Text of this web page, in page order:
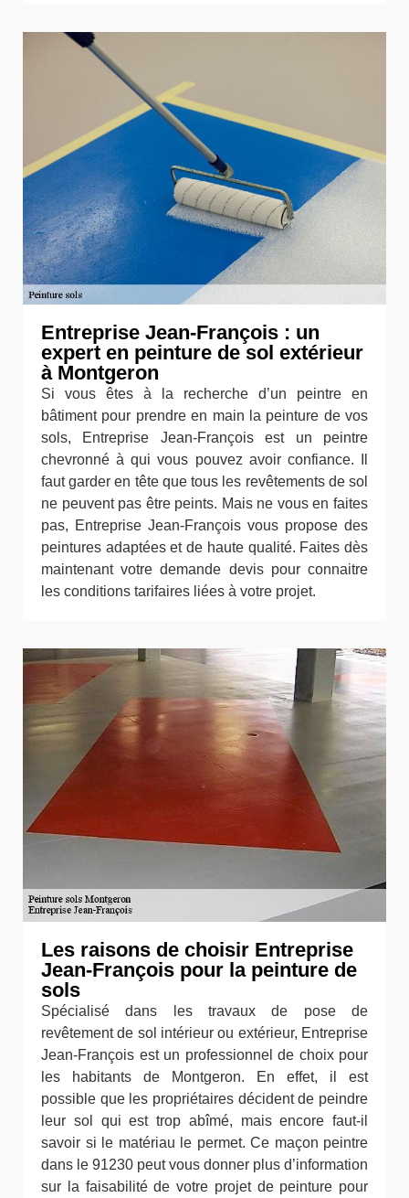
Entreprise Jean-François : un
expert en peinture de sol extérieur
à Montgeron
Si vous êtes à la recherche d’un peintre en
bâtiment pour prendre en main la peinture de vos
sols, Entreprise Jean-François est un peintre
chevronné à qui vous pouvez avoir confiance. Il
faut garder en tête que tous les revêtements de sol
ne peuvent pas être peints. Mais ne vous en faites
pas, Entreprise Jean-François vous propose des
peintures adaptées et de haute qualité. Faites dès
maintenant votre demande devis pour connaitre
les conditions tarifaires liées à votre projet.
Les raisons de choisir Entreprise
Jean-François pour la peinture de
sols
Spécialisé dans les travaux de pose de
revêtement de sol intérieur ou extérieur, Entreprise
Jean-François est un professionnel de choix pour
les habitants de Montgeron. En effet, il est
possible que les propriétaires décident de peindre
leur sol qui est trop abîmé, mais encore faut-il
savoir si le matériau le permet. Ce maçon peintre
dans le 91230 peut vous donner plus d’information
sur la faisabilité de votre projet de peinture pour